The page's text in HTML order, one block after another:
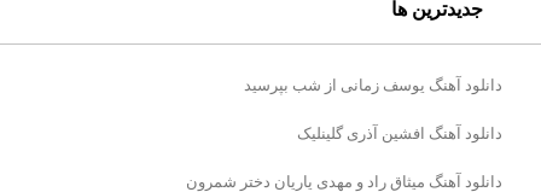
جدیدترین ها
دانلود آهنگ یوسف زمانی از شب بپرسید
دانلود آهنگ افشین آذری گلینلیک
دانلود آهنگ میثاق راد و مهدی یاریان دختر شمرون